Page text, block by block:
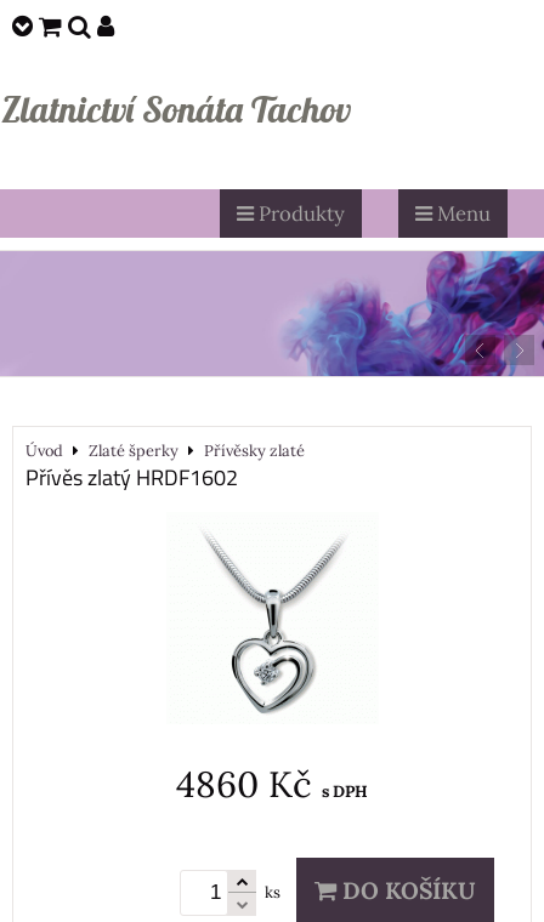
Zlatnictví Sonáta Tachov
Produkty Menu
Úvod Zlaté šperky Přívěsky zlaté
Přívěs zlatý HRDF1602
4860 Kč s DPH
ks DO KOŠÍKU